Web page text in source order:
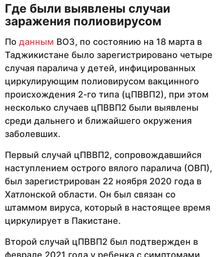
Где были выявлены случаи
заражения полиовирусом
По данным ВОЗ, по состоянию на 18 марта в
Таджикистане было зарегистрировано четыре
случая паралича у детей, инфицированных
циркулирующим полиовирусом вакцинного
происхождения 2-го типа (цПВВП2), при этом
несколько случаев цПВВП2 были выявлены
среди дальнего и ближайшего окружения
заболевших.
Первый случай цПВВП2, сопровождавшийся
наступлением острого вялого паралича (ОВП),
был зарегистрирован 22 ноября 2020 года в
Хатлонской области. Он был связан со
штаммом вируса, который в настоящее время
циркулирует в Пакистане.
Второй случай цПВВП2 был подтвержден в